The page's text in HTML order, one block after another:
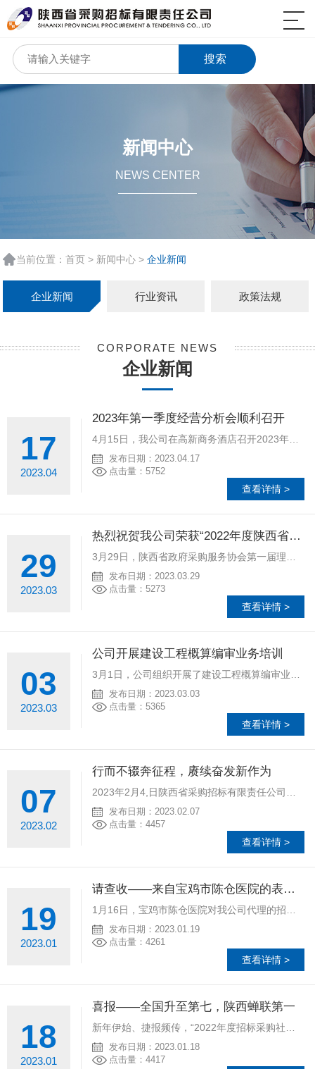
搜索
新闻中心
NEWS CENTER
企业新闻 行业资讯 政策法规
当前位置： 首页 > 新闻中心 > 企业新闻
CORPORATE NEWS
企业新闻
17
2023.04
2023年第一季度经营分析会顺利召开
发布日期：2023.04.17
点击量：5752
查看详情 >
29
2023.03
热烈祝贺我公司荣获“2022年度陕西省政府采购十佳代理机构”
发布日期：2023.03.29
点击量：5273
查看详情 >
03
2023.03
公司开展建设工程概算编审业务培训
发布日期：2023.03.03
点击量：5365
查看详情 >
07
2023.02
行而不辍奔征程，赓续奋发新作为
发布日期：2023.02.07
点击量：4457
查看详情 >
19
2023.01
请查收——来自宝鸡市陈仓医院的表扬信
发布日期：2023.01.19
点击量：4261
查看详情 >
18
2023.01
喜报——全国升至第七，陕西蝉联第一
发布日期：2023.01.18
点击量：4417